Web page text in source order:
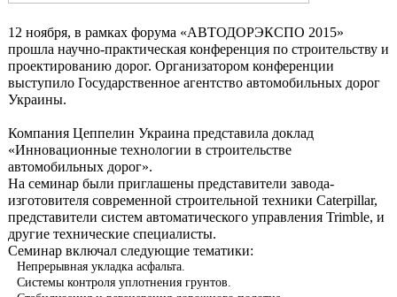
12 ноября, в рамках форума «АВТОДОРЭКСПО 2015»
прошла научно-практическая конференция по строительству и
проектированию дорог. Организатором конференции
выступило Государственное агентство автомобильных дорог
Украины.
Компания Цеппелин Украина представила доклад
«Инновационные технологии в строительстве
автомобильных дорог».
На семинар были приглашены представители завода-
изготовителя современной строительной техники Caterpillar,
представители систем автоматического управления Trimble, и
другие технические специалисты.
Семинар включал следующие тематики:
Непрерывная укладка асфальта.
Системы контроля уплотнения грунтов.